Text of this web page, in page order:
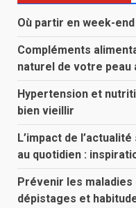
Où partir en week-
Compléments
naturel de votre peau
Hypertension et
bien vieillir
L’impact de
au quotidien :
Prévenir les
dépistages et